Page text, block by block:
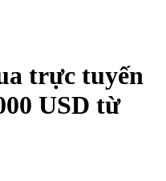
trực tuyến
USD từ